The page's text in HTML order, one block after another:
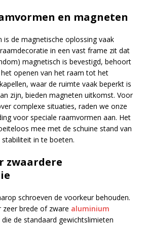
en magneten
is de magnetische oplossing vaak
in een vast frame zit dat
magnetisch is bevestigd, behoort
openen van het raam tot het
waar de ruimte vaak beperkt is
zijn, bieden magneten uitkomst. Voor
complexe situaties, raden we onze
voor speciale raamvormen aan. Het
mee met de schuine stand van
in te boeten.
zwaardere
schroeven de voorkeur behouden.
brede of zware aluminium
die de standaard gewichtslimieten